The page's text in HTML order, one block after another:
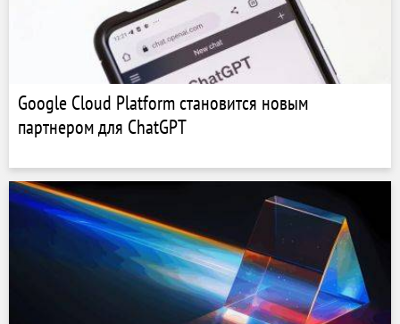
Google Cloud Platform становится новым
партнером для ChatGPT